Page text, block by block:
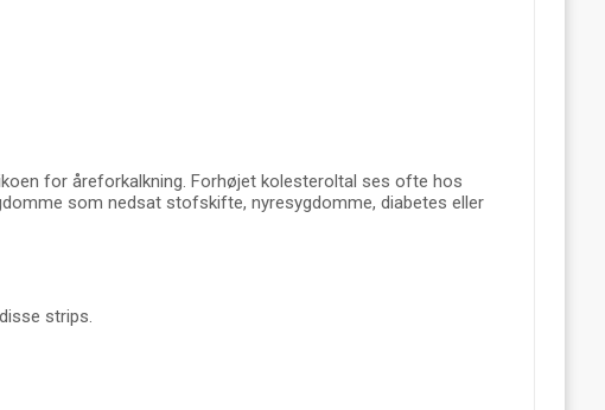
for åreforkalkning. Forhøjet kolesteroltal ses ofte hos
som nedsat stofskifte, nyresygdomme, diabetes eller
strips.